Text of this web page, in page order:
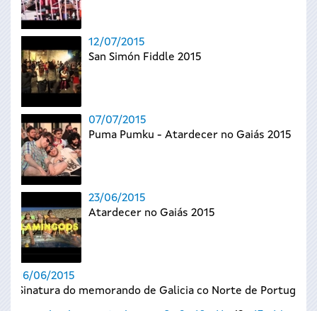
12/07/2015
San Simón Fiddle 2015
07/07/2015
Puma Pumku - Atardecer no Gaiás 2015
23/06/2015
Atardecer no Gaiás 2015
16/06/2015
Sinatura do memorando de Galicia co Norte de Portugal